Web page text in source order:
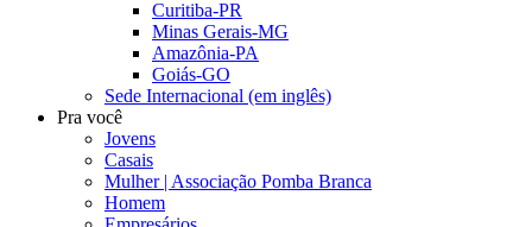
Curitiba-PR
Minas Gerais-MG
Amazônia-PA
Goiás-GO
Sede Internacional (em inglês)
Pra você
Jovens
Casais
Mulher | Associação Pomba Branca
Homem